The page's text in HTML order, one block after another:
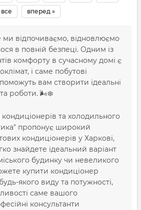
все вперед »
ми відпочиваємо, відновлюємо
в повній безпеці. Одним із
комфорту в сучасному домі є
і саме побутові
вам створити ідеальні
роботи. 🌬️❄️
кондиціонерів та холодильного
пропонує широкий
кондиціонерів у Харкові,
знайдете ідеальний варіант
будинку чи невеликого
купити кондиціонер
якого виду та потужності,
саме вашого
консультанти